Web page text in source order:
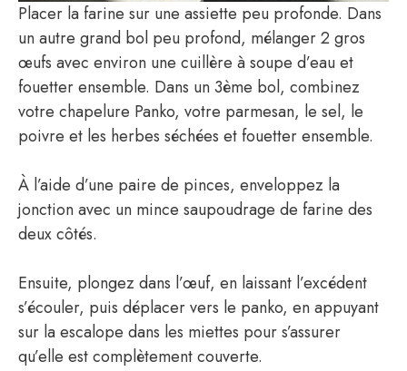
Placer la farine sur une assiette peu profonde. Dans
un autre grand bol peu profond, mélanger 2 gros
œufs avec environ une cuillère à soupe d’eau et
fouetter ensemble. Dans un 3ème bol, combinez
votre chapelure Panko, votre parmesan, le sel, le
poivre et les herbes séchées et fouetter ensemble.
À l’aide d’une paire de pinces, enveloppez la
jonction avec un mince saupoudrage de farine des
deux côtés.
Ensuite, plongez dans l’œuf, en laissant l’excédent
s’écouler, puis déplacer vers le panko, en appuyant
sur la escalope dans les miettes pour s’assurer
qu’elle est complètement couverte.